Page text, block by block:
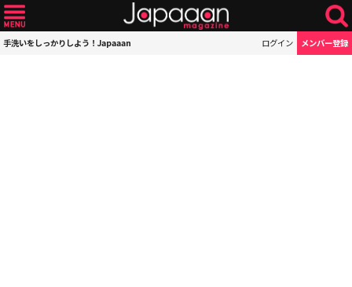
手洗いをしっかりしよう！Japaaan ログイン メンバー登録